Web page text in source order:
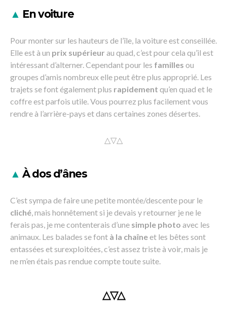
▲ En voiture
Pour monter sur les hauteurs de l’île, la voiture est conseillée.
Elle est à un prix supérieur au quad, c’est pour cela qu’il est
intéressant d’alterner. Cependant pour les familles ou
groupes d’amis nombreux elle peut être plus approprié. Les
trajets se font également plus rapidement qu’en quad et le
coffre est parfois utile. Vous pourrez plus facilement vous
rendre à l’arrière-pays et dans certaines zones désertes.
△▽△
▲À dos d’ânes
C’est sympa de faire une petite montée/descente pour le
cliché, mais honnêtement si je devais y retourner je ne le
ferais pas, je me contenterais d’une simple photo avec les
animaux. Les balades se font à la chaîneet les bêtes sont
entassées et surexploitées, c’est assez triste à voir, mais je
ne m’en étais pas rendue compte toute suite.
△▽△